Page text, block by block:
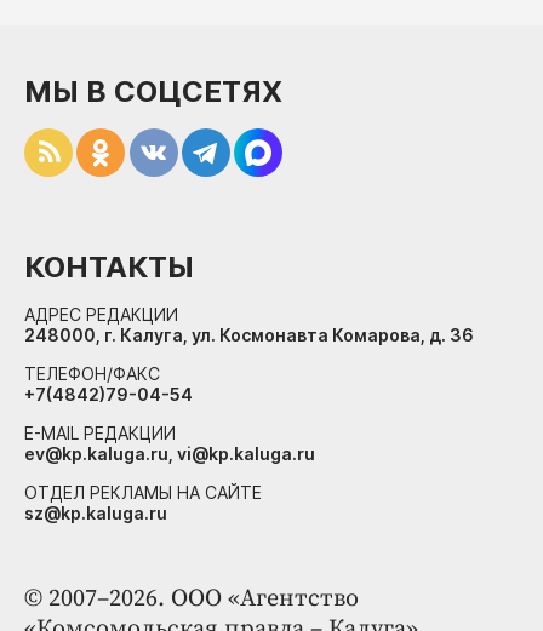
© 2007–2026. ООО «Агентство
МЫ В СОЦСЕТЯХ
КОНТАКТЫ
АДРЕС РЕДАКЦИИ
248000, г. Калуга, ул. Космонавта Комарова, д. 36
ТЕЛЕФОН/ФАКС
+7(4842)79-04-54
E-MAIL РЕДАКЦИИ
ev@kp.kaluga.ru, vi@kp.kaluga.ru
ОТДЕЛ РЕКЛАМЫ НА САЙТЕ
sz@kp.kaluga.ru